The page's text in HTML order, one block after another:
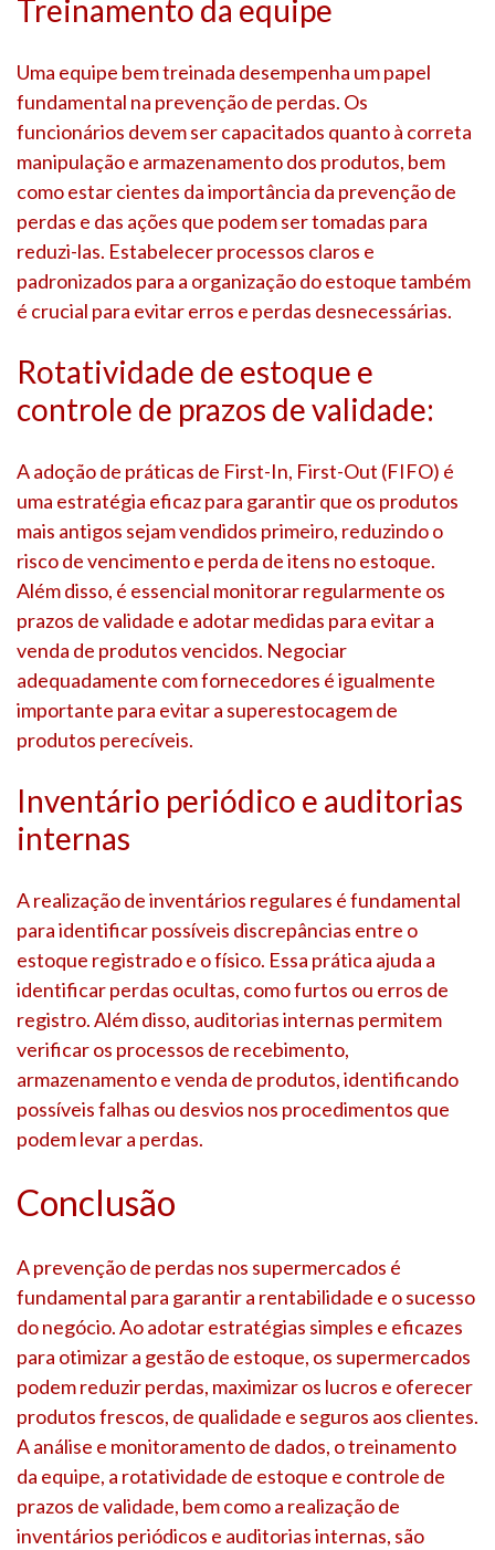
Treinamento da equipe
Uma equipe bem treinada desempenha um papel
fundamental na prevenção de perdas. Os
funcionários devem ser capacitados quanto à correta
manipulação e armazenamento dos produtos, bem
como estar cientes da importância da prevenção de
perdas e das ações que podem ser tomadas para
reduzi-las. Estabelecer processos claros e
padronizados para a organização do estoque também
é crucial para evitar erros e perdas desnecessárias.
Rotatividade de estoque e
controle de prazos de validade:
A adoção de práticas de First-In, First-Out (FIFO) é
uma estratégia eficaz para garantir que os produtos
mais antigos sejam vendidos primeiro, reduzindo o
risco de vencimento e perda de itens no estoque.
Além disso, é essencial monitorar regularmente os
prazos de validade e adotar medidas para evitar a
venda de produtos vencidos. Negociar
adequadamente com fornecedores é igualmente
importante para evitar a superestocagem de
produtos perecíveis.
Inventário periódico e auditorias
internas
A realização de inventários regulares é fundamental
para identificar possíveis discrepâncias entre o
estoque registrado e o físico. Essa prática ajuda a
identificar perdas ocultas, como furtos ou erros de
registro. Além disso, auditorias internas permitem
verificar os processos de recebimento,
armazenamento e venda de produtos, identificando
possíveis falhas ou desvios nos procedimentos que
podem levar a perdas.
Conclusão
A prevenção de perdas nos supermercados é
fundamental para garantir a rentabilidade e o sucesso
do negócio. Ao adotar estratégias simples e eficazes
para otimizar a gestão de estoque, os supermercados
podem reduzir perdas, maximizar os lucros e oferecer
produtos frescos, de qualidade e seguros aos clientes.
A análise e monitoramento de dados, o treinamento
da equipe, a rotatividade de estoque e controle de
prazos de validade, bem como a realização de
inventários periódicos e auditorias internas, são